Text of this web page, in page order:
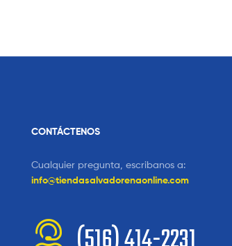
CONTÁCTENOS
Cualquier pregunta, escribanos a:
info@tiendasalvadorenaonline.com